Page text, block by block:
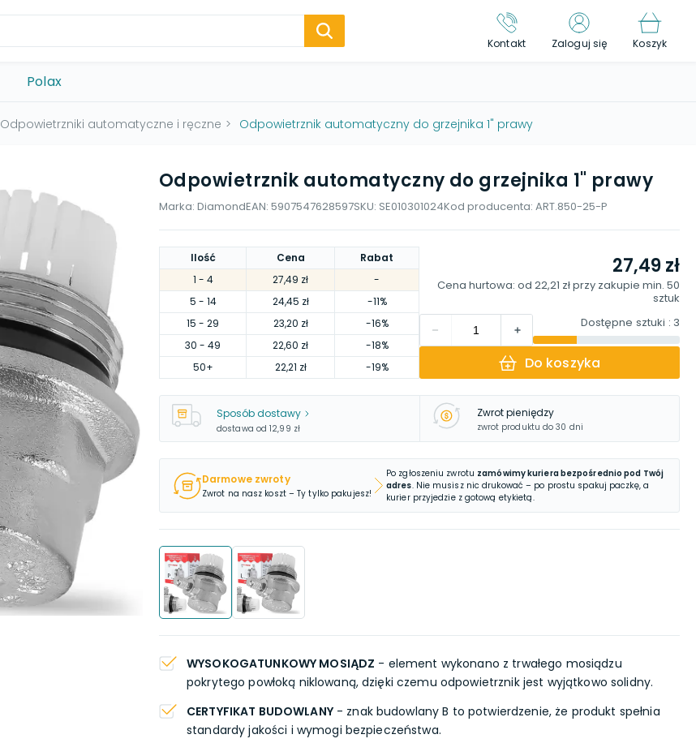
Kontakt Zaloguj się Koszyk
Polax
Odpowietrzniki automatyczne i ręczne > Odpowietrznik automatyczny do grzejnika 1" prawy
Odpowietrznik automatyczny do grzejnika 1" prawy
Marka: DiamondEAN: 5907547628597SKU: SE010301024Kod producenta: ART.850-25-P
Ilość Cena
Rabat
1 - 4 27,49 zł
-
5 - 14 24,45 zł
-11%
15 - 29 23,20 zł
-16%
30 - 49 22,60 zł
-18%
50+ 22,21 zł -19%
27,49 zł
Cena hurtowa: od 22,21 złprzy zakupie min. 50
sztuk
Dostępne sztuki : 3
Do koszyka
Sposób dostawy
dostawa od 12,99 zł
Zwrot pieniędzy
zwrot produktu do 30 dni
Darmowe zwroty
Zwrot na nasz koszt – Ty tylko pakujesz!
Po zgłoszeniu zwrotu zamówimy kuriera bezpośrednio pod Twój
adres. Nie musisz nic drukować – po prostu spakuj paczkę, a
kurier przyjedzie z gotową etykietą.
WYSOKOGATUNKOWY MOSIĄDZ - element wykonano z trwałego mosiądzu
pokrytego powłoką niklowaną, dzięki czemu odpowietrznik jest wyjątkowo solidny.
CERTYFIKAT BUDOWLANY- znak budowlany B to potwierdzenie, że produkt spełnia
standardy jakości i wymogi bezpieczeństwa.